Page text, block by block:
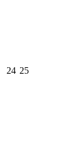
24 25